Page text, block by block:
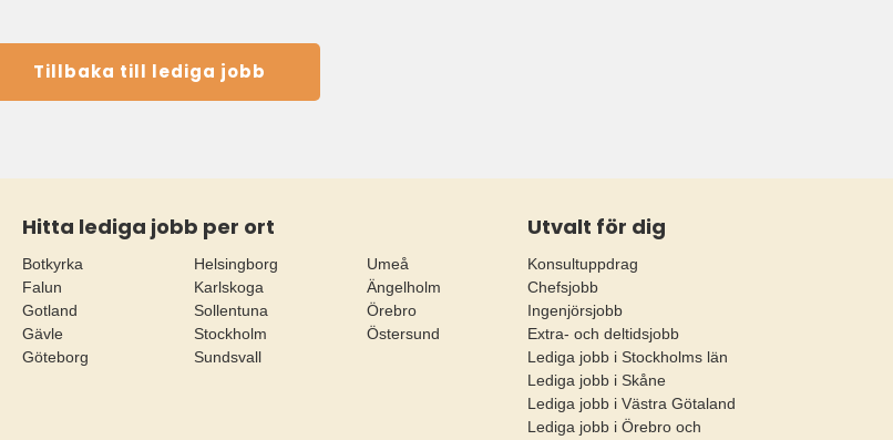
Tillbaka till lediga jobb
Hitta lediga jobb per ort
Botkyrka
Falun
Gotland
Gävle
Göteborg
Helsingborg
Karlskoga
Sollentuna
Stockholm
Sundsvall
Umeå
Ängelholm
Örebro
Östersund
Utvalt för dig
Konsultuppdrag
Chefsjobb
Ingenjörsjobb
Extra- och deltidsjobb
Lediga jobb i Stockholms län
Lediga jobb i Skåne
Lediga jobb i Västra Götaland
Lediga jobb i Örebro och